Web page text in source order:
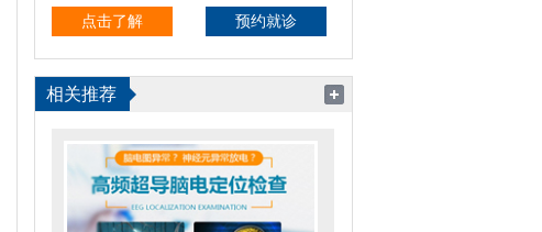
点击了解 预约就诊
相关推荐